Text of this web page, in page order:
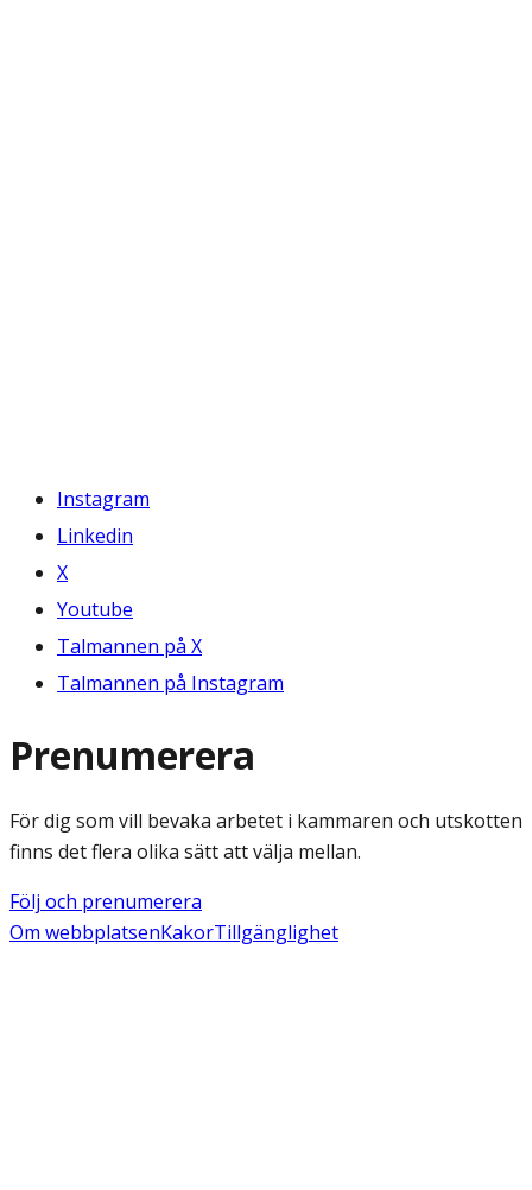
Instagram
Linkedin
X
Youtube
Talmannen på X
Talmannen på Instagram
Prenumerera
För dig som vill bevaka arbetet i kammaren och utskotten
finns det flera olika sätt att välja mellan.
Följ och prenumerera
Om webbplatsenKakorTillgänglighet